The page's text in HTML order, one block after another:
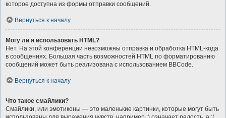
которое доступна из формы отправки сообщений.
Вернуться к началу
Могу ли я использовать HTML?
Нет. На этой конференции невозможны отправка и обработка HTML-кода
в сообщениях. Большая часть возможностей HTML по форматированию
сообщений может быть реализована с использованием BBCode.
Вернуться к началу
Что такое смайлики?
Смайлики, или эмотиконы — это маленькие картинки, которые могут быть